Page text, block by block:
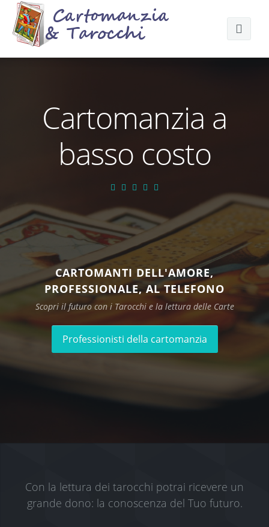
Predire il Futuro
Cartomanzia a
basso costo
CARTOMANTI DELL'AMORE,
PROFESSIONALE, AL TELEFONO
Scopri il futuro con i Tarocchi e la lettura delle Carte
Professionisti della cartomanzia
Con la lettura dei tarocchi potrai ricevere un
grande dono: la conoscenza del Tuo futuro.